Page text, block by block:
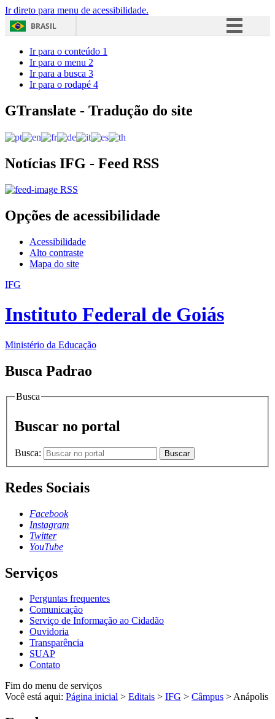
Ir direto para menu de acessibilidade.
BRASIL
Acesso à informação
Ir para o conteúdo 1
Ir para o menu 2
Ir para a busca 3
Ir para o rodapé 4
GTranslate - Tradução do site
Notícias IFG - Feed RSS
RSS
Opções de acessibilidade
Acessibilidade
Alto contraste
Mapa do site
IFG
Instituto Federal de Goiás
Ministério da Educação
Busca Padrao
Busca
Buscar no portal
Busca: Buscar
Redes Sociais
Facebook
Instagram
Twitter
YouTube
Serviços
Perguntas frequentes
Comunicação
Serviço de Informação ao Cidadão
Ouvidoria
Transparência
SUAP
Contato
Fim do menu de serviços
Você está aqui: Página inicial > Editais > IFG > Câmpus >Anápolis